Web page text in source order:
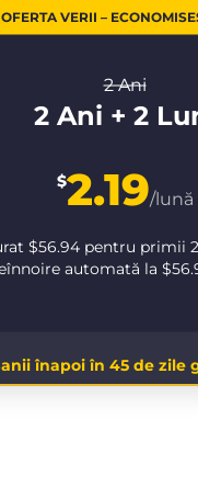
OFERTA VERII –
2 Ani
2 Ani + 2
$2.19/lună
$56.94 pentru primii
automată la
înapoi în 45 de zile